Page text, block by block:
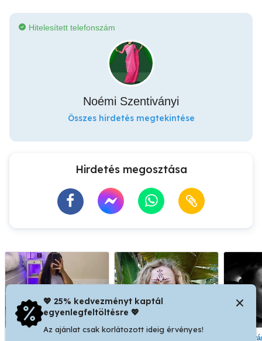
Hitelesített telefonszám
Noémi Szentiványi
Összes hirdetés megtekintése
Hirdetés megosztása
💖 25% kedvezményt kaptál
egyenlegfeltöltésre 💖
Az ajánlat csak korlátozott ideig érvényes!